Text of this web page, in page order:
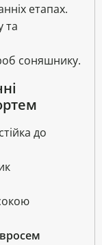
етапах.
та
соняшнику.
до